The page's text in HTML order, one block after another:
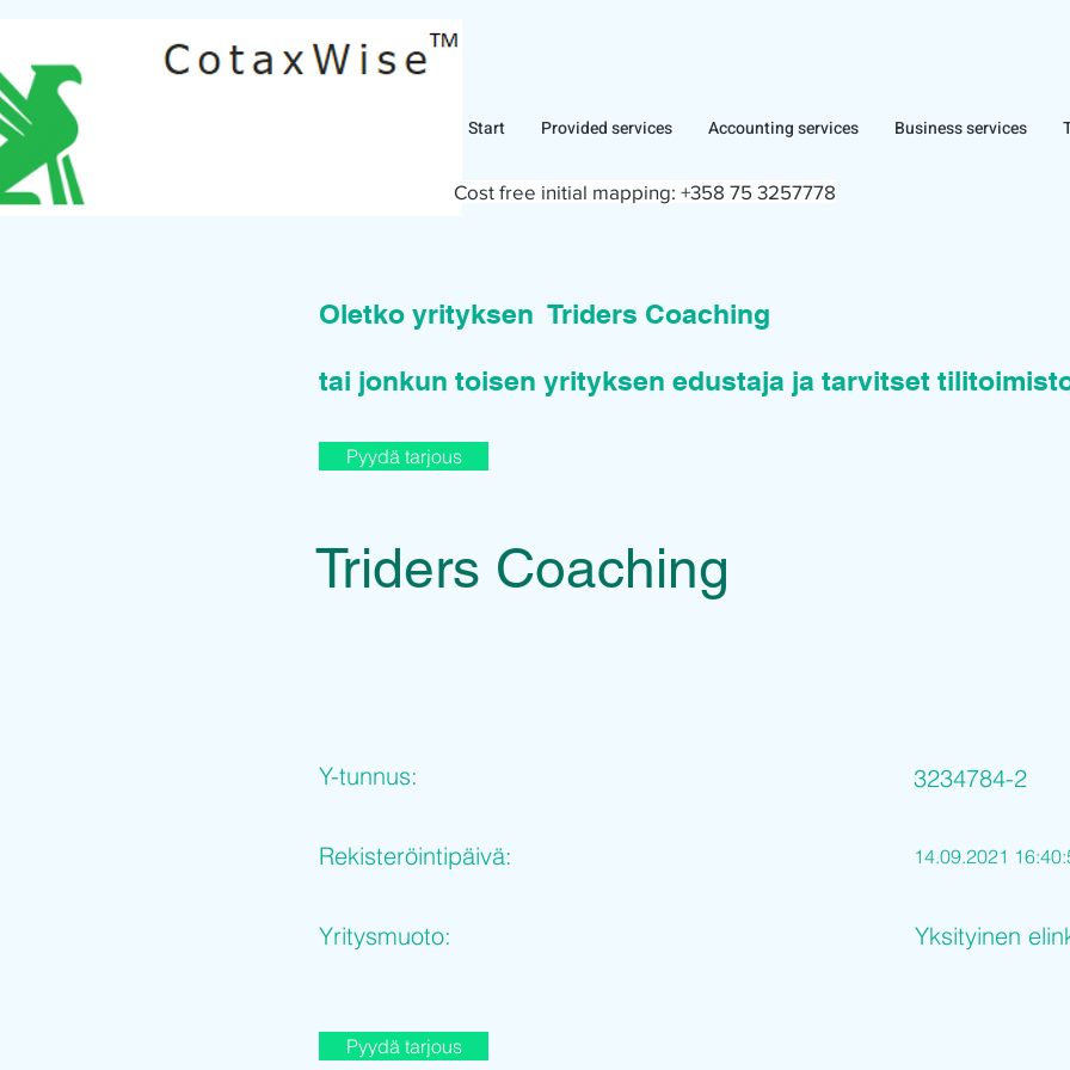
Start Provided services Accounting services Business services
Cost free initial mapping: +358 75 3257778
Oletko yrityksen Triders Coaching
tai jonkun toisen yrityksen edustaja ja tarvitset
Pyydä tarjous
Triders Coaching
Y-tunnus:
Rekisteröintipäivä:
Yritysmuoto:
3234784-2
14.09.2021
Yksityinen
Pyydä tarjous